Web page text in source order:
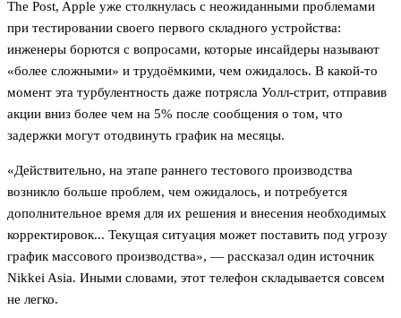
The Post, Apple уже столкнулась с неожиданными проблемами
при тестировании своего первого складного устройства:
инженеры борются с вопросами, которые инсайдеры называют
«более сложными» и трудоёмкими, чем ожидалось. В какой-то
момент эта турбулентность даже потрясла Уолл-стрит, отправив
акции вниз более чем на 5% после сообщения о том, что
задержки могут отодвинуть график на месяцы.
«Действительно, на этапе раннего тестового производства
возникло больше проблем, чем ожидалось, и потребуется
дополнительное время для их решения и внесения необходимых
корректировок... Текущая ситуация может поставить под угрозу
график массового производства», — рассказал один источник
Nikkei Asia. Иными словами, этот телефон складывается совсем
не легко.